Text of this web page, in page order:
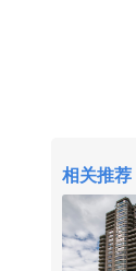
相关推荐